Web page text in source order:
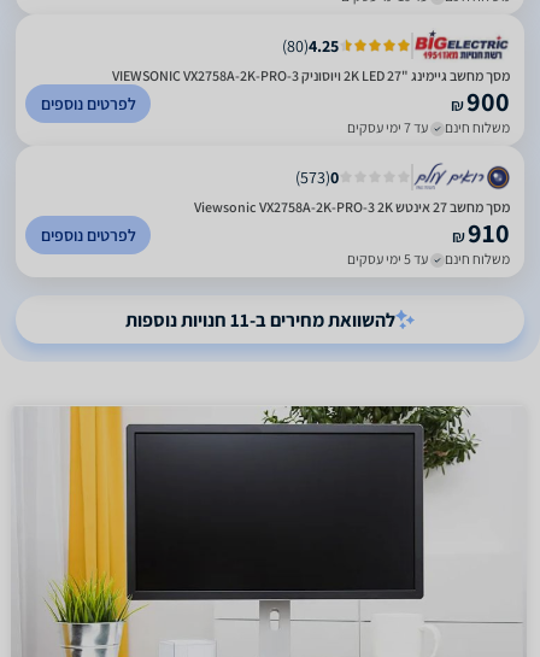
4.25
(
80
)
מסך מחשב גיימינג "27 2K LED ויוסוניק VIEWSONIC VX2758A-2K-PRO-3
₪900
משלוח חינם עד 7 ימי עסקים
לפרטים נוספים
0
(
573
)
מסך מחשב ‏27 ‏אינטש Viewsonic VX2758A-2K-PRO-3 2K
₪910
משלוח חינם עד 5 ימי עסקים
לפרטים נוספים
להשוואת מחירים ב-11 חנויות נוספות